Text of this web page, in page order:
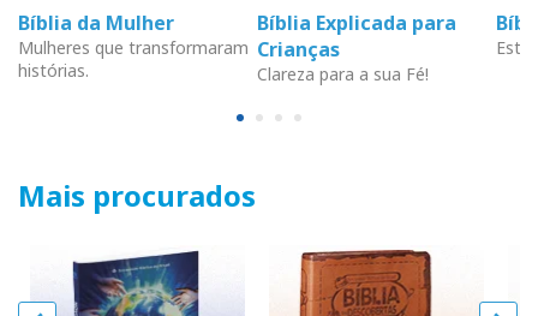
Bíblia da Mulher
Mulheres que transformaram
histórias.
Bíblia Explicada para
Crianças
Clareza para a sua Fé!
Mais procurados